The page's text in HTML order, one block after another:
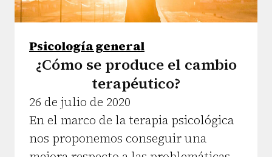
Psicología general
¿Cómo se produce el cambio
terapéutico?
26 de julio de 2020
En el marco de la terapia psicológica
nos proponemos conseguir una